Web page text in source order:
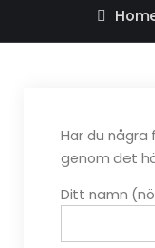
Har du några
genom det
Ditt namn